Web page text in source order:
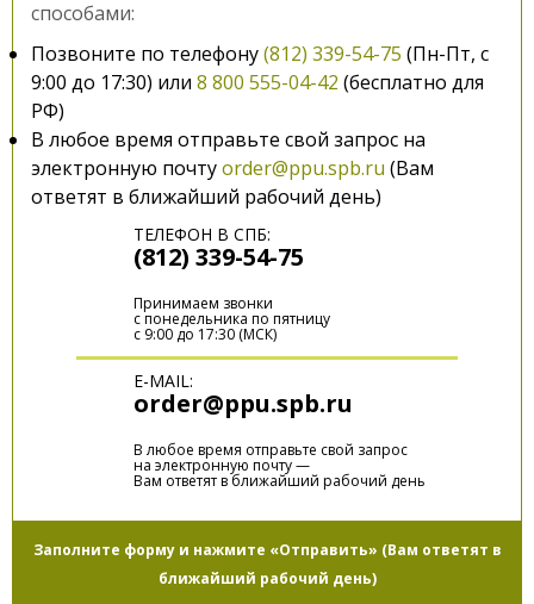
Ваш e-mail
Ваш номер телефона
Выбранные товары
способами:
Позвоните по телефону(812) 339-54-75 (Пн-Пт, с
9:00 до 17:30) или 8 800 555-04-42 (бесплатно для
РФ)
В любое время отправьте свой запрос на
электронную почтуorder@ppu.spb.ru (Вам
ответят в ближайший рабочий день)
ТЕЛЕФОН В СПБ:
(812) 339-54-75
Принимаем звонки
с понедельника по пятницу
с 9:00 до 17:30 (МСК)
E-MAIL:
order@ppu.spb.ru
В любое время отправьте свой запрос
на электронную почту —
Вам ответят в ближайший рабочий день
Заполните форму и нажмите «Отправить» (Вам ответят в
ближайший рабочий день)